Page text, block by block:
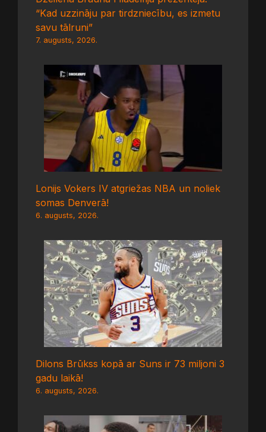
“Kad uzzināju par tirdzniecību, es izmetu
savu tālruni”
7. augusts, 2026.
Lonijs Vokers IV atgriežas NBA un noliek
somas Denverā!
6. augusts, 2026.
Dilons Brūkss kopā ar Suns ir 73 miljoni 3
gadu laikā!
6. augusts, 2026.